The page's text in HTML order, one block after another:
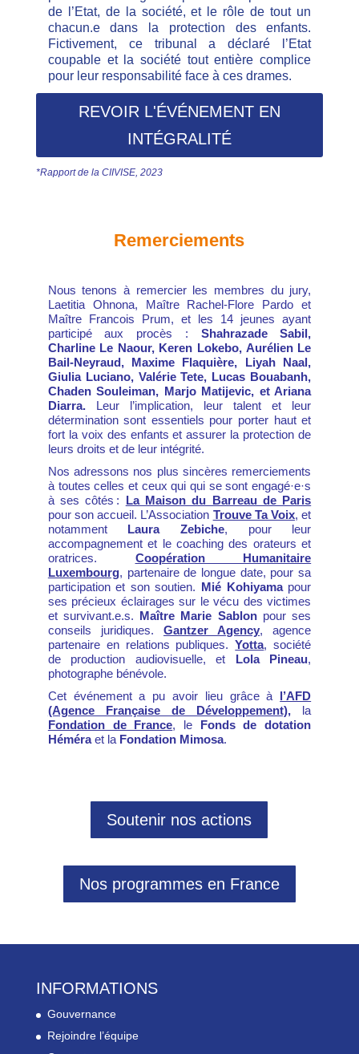
de l’Etat, de la société, et le rôle de tout un
chacun.e dans la protection des enfants.
Fictivement, ce tribunal a déclaré l’Etat
coupable et la société tout entière complice
pour leur responsabilité face à ces drames.
REVOIR L'ÉVÉNEMENT EN
INTÉGRALITÉ
*Rapport de la CIIVISE, 2023
Remerciements
Nous tenons à remercier les membres du jury,
Laetitia Ohnona, Maître
Rachel-Flore Pardo
et
Maître
Francois Prum, et les 14 jeunes ayant
participé aux procès : Shahrazade Sabil,
Charline Le Naour, Keren Lokebo, Aurélien Le
Bail-Neyraud, Maxime Flaquière, Liyah Naal,
Giulia Luciano, Valérie Tete, Lucas Bouabanh,
Chaden Souleiman, Marjo Matijevic, et Ariana
Diarra.Leur l’implication, leur talent et leur
détermination sont essentiels pour porter haut et
fort la voix des enfants et assurer la protection de
leurs droits et de leur intégrité.
Nos adressons nos plus sincères remerciements
à toutes celles et ceux qui qui se sont engagé·e·s
à ses côtés : La Maison du Barreau de Paris
pour son accueil. L’Association Trouve Ta Voix, et
notamment Laura Zebiche, pour leur
accompagnement et le coaching des orateurs et
oratrices. Coopération Humanitaire
Luxembourg, partenaire de longue date, pour sa
participation et son soutien. Mié Kohiyamapour
ses précieux éclairages sur le vécu des victimes
et survivant.e.s. Maître Marie Sablonpour ses
conseils juridiques. Gantzer Agency, agence
partenaire en relations publiques.Yotta, société
de production audiovisuelle, et Lola Pineau,
photographe bénévole.
Cet événement a pu avoir lieu grâce à l’AFD
(Agence Française de Développement), la
Fondation de France, le Fonds de dotation
Héméraet la Fondation Mimosa.
Soutenir nos actions
Nos programmes en France
INFORMATIONS
Gouvernance
Rejoindre l’équipe